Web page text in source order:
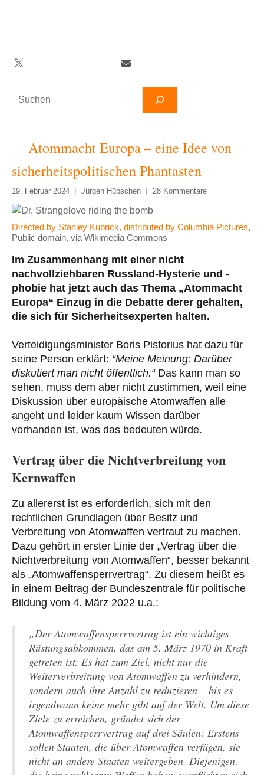
Suchen
Twitter TelegramNewsletter
Atommacht Europa – eine Idee von
sicherheitspolitischen Phantasten
19. Februar 2024 Jürgen Hübschen 28 Kommentare
Directed by Stanley Kubrick, distributed by Columbia Pictures,
Public domain, via Wikimedia Commons
Im Zusammenhang mit einer nicht
nachvollziehbaren Russland-Hysterie und -
phobie hat jetzt auch das Thema „Atommacht
Europa“ Einzug in die Debatte derer gehalten,
die sich für Sicherheitsexperten halten.
Verteidigungsminister Boris Pistorius hat dazu für
seine Person erklärt: “Meine Meinung: Darüber
diskutiert man nicht öffentlich.“ Das kann man so
sehen, muss dem aber nicht zustimmen, weil eine
Diskussion über europäische Atomwaffen alle
angeht und leider kaum Wissen darüber
vorhanden ist, was das bedeuten würde.
Vertrag über die Nichtverbreitung von
Kernwaffen
Zu allererst ist es erforderlich, sich mit den
rechtlichen Grundlagen über Besitz und
Verbreitung von Atomwaffen vertraut zu machen.
Dazu gehört in erster Linie der „Vertrag über die
Nichtverbreitung von Atomwaffen“, besser bekannt
als „Atomwaffensperrvertrag“. Zu diesem heißt es
in einem Beitrag der Bundeszentrale für politische
Bildung vom 4. März 2022 u.a.:
„Der Atomwaffensperrvertrag ist ein wichtiges
Rüstungsabkommen, das am 5. März 1970 in Kraft
getreten ist: Es hat zum Ziel, nicht nur die
Weiterverbreitung von Atomwaffen zu verhindern,
sondern auch ihre Anzahl zu reduzieren – bis es
irgendwann keine mehr gibt auf der Welt. Um diese
Ziele zu erreichen, gründet sich der
Atomwaffensperrvertrag auf drei Säulen: Erstens
sollen Staaten, die über Atomwaffen verfügen, sie
nicht an andere Staaten weitergeben. Diejenigen,